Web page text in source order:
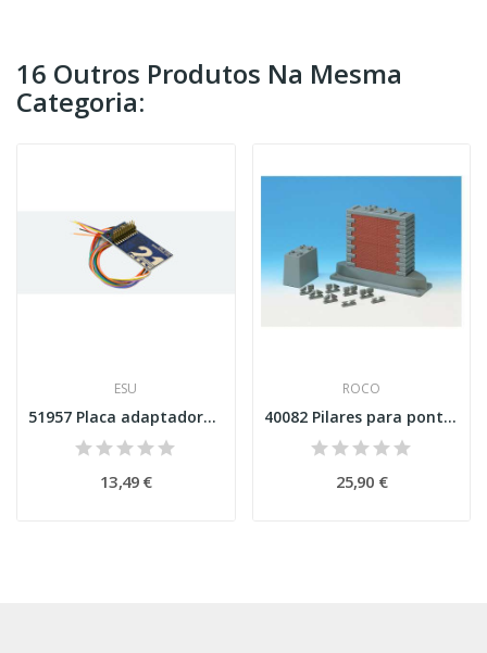
16 Outros Produtos Na Mesma
Categoria:
ESU
51957 Placa adaptadora 21MTC para 8 saídas...
13,49 €
ROCO
40082 Pilares para ponte Esc H0
25,90 €